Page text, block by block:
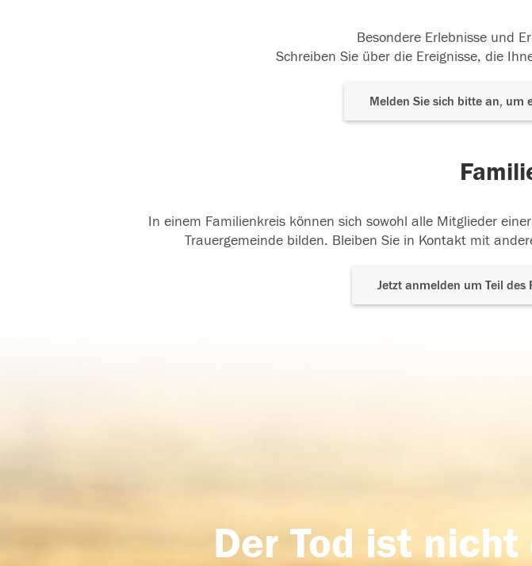
Besondere Erlebnisse und
Schreiben Sie über die Ereignisse, die
Melden Sie sich bitte an, um
In einem Familienkreis können sich sowohl alle Mitglieder
Trauergemeinde bilden. Bleiben Sie in Kontakt mit
Jetzt anmelden um Teil des
Der Tod ist